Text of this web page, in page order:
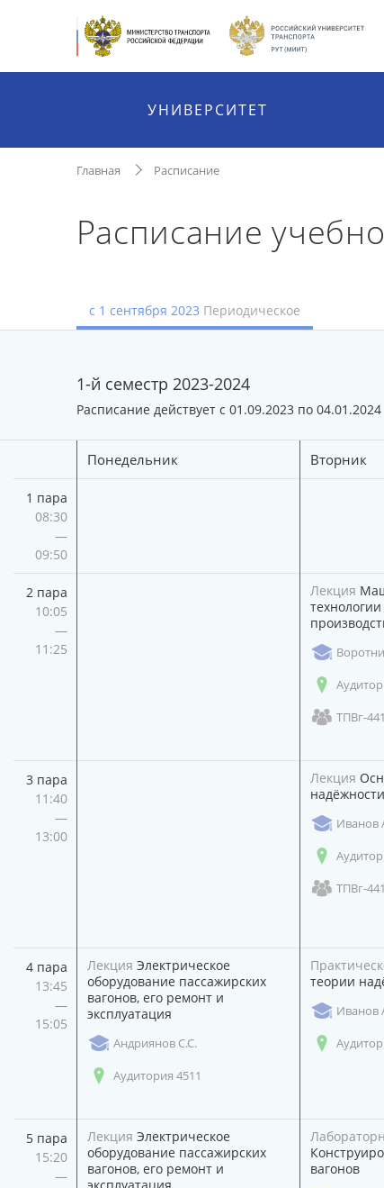
УНИВЕРСИТЕТ
Главная Расписание
Расписание
с 1 сентября 2023 Периодическое
1-й семестр 2023-2024
Расписание действует с 01.09.2023 по 04.01.2024
Понедельник Вторник
1 пара
08:30
—
09:50
2 пара
10:05
—
11:25
Лекция
ТПВг-441
3 пара
11:40
—
13:00
Лекция
надёжности
Иванов
ТПВг-441
4 пара
13:45
—
15:05
Лекция Электрическое
оборудование пассажирских
вагонов, его ремонт и
эксплуатация
Андриянов С.С.
Аудитория 4511
теории
Иванов
5 пара
15:20
—
Лекция Электрическое
оборудование пассажирских
вагонов, его ремонт и
вагонов